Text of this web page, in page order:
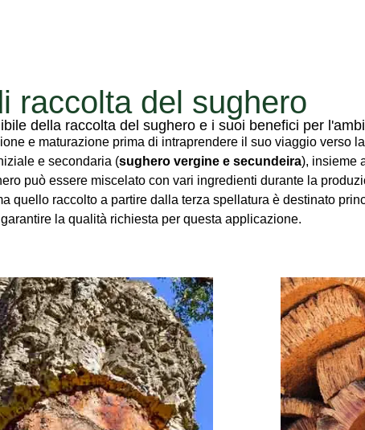
raccolta del sughero
della raccolta del sughero e i suoi benefici per
e maturazione prima di intraprendere il suo viaggio verso
e secondaria (sughero vergine e secundeira), insieme
può essere miscelato con vari ingredienti durante la
quello raccolto a partire dalla terza spellatura è destinato
la qualità richiesta per questa applicazione.